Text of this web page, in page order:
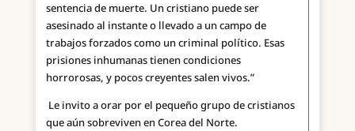
sentencia de muerte. Un cristiano puede ser
asesinado al instante o llevado a un campo de
trabajos forzados como un criminal político. Esas
prisiones inhumanas tienen condiciones
horrorosas, y pocos creyentes salen vivos.”
Le invito a orar por el pequeño grupo de cristianos
que aún sobreviven en Corea del Norte.